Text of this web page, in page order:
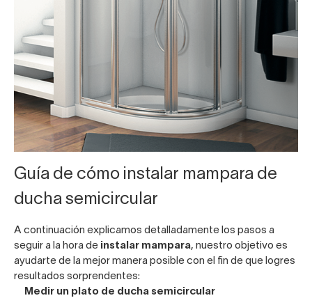
Guía de cómo instalar mampara de
ducha semicircular
A continuación explicamos detalladamente los pasos a
seguir a la hora de instalar mampara, nuestro objetivo es
ayudarte de la mejor manera posible con el fin de que logres
resultados sorprendentes:
Medir un plato de ducha semicircular